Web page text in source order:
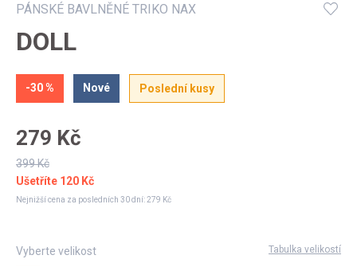
PÁNSKÉ BAVLNĚNÉ TRIKO NAX
DOLL
-30 % Nové Poslední kusy
279 Kč
399 Kč
Ušetříte 120 Kč
Nejnižší cena za posledních 30 dní:279 Kč
Vyberte velikost Tabulka velikostí